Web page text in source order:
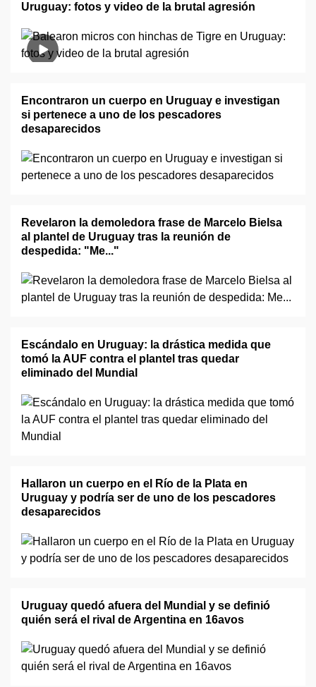
Uruguay: fotos y video de la brutal agresión
Encontraron un cuerpo en Uruguay e investigan
si pertenece a uno de los pescadores
desaparecidos
Revelaron la demoledora frase de Marcelo Bielsa
al plantel de Uruguay tras la reunión de
despedida: "Me..."
Escándalo en Uruguay: la drástica medida que
tomó la AUF contra el plantel tras quedar
eliminado del Mundial
Hallaron un cuerpo en el Río de la Plata en
Uruguay y podría ser de uno de los pescadores
desaparecidos
Uruguay quedó afuera del Mundial y se definió
quién será el rival de Argentina en 16avos